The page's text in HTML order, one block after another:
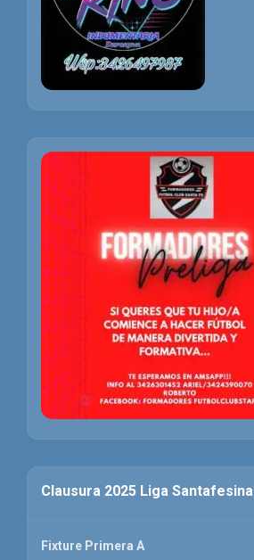
Clausura 2025 Liga Santafesina
Fixture Primera A